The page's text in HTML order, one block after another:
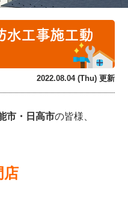
水工事施工動
2022.08.04 (Thu) 更新
市・日高市の皆様、
店